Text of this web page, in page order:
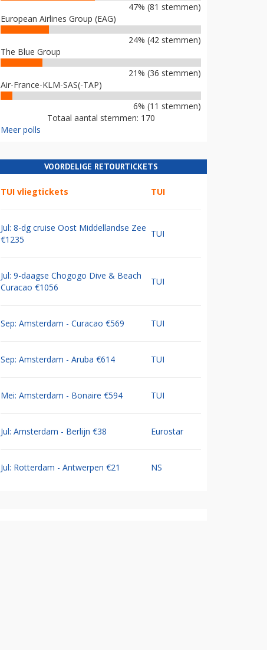
47% (81 stemmen)
European Airlines Group (EAG)
24% (42 stemmen)
The Blue Group
21% (36 stemmen)
Air-France-KLM-SAS(-TAP)
6% (11 stemmen)
Totaal aantal stemmen: 170
Meer polls
VOORDELIGE RETOURTICKETS
TUI vliegtickets TUI
Jul: 8-dg cruise Oost Middellandse Zee
€1235
TUI
Jul: 9-daagse Chogogo Dive & Beach
Curacao €1056
TUI
Sep: Amsterdam - Curacao €569 TUI
Sep: Amsterdam - Aruba €614 TUI
Mei: Amsterdam - Bonaire €594 TUI
Jul: Amsterdam - Berlijn €38 Eurostar
Jul: Rotterdam - Antwerpen €21 NS